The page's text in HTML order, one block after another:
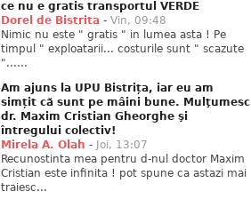
ce nu e gratis transportul VERDE
Dorel de Bistrita - Vin, 09:48
Nimic nu este " gratis " in lumea asta ! Pe
timpul " exploatarii... costurile sunt " scazute
"......
Am ajuns la UPU Bistrița, iar eu am
simțit că sunt pe mâini bune. Mulţumesc
dr. Maxim Cristian Gheorghe şi
întregului colectiv!
Mirela A. Olah - Joi, 13:07
Recunostinta mea pentru d-nul doctor Maxim
Cristian este infinita ! pot spune ca astazi mai
traiesc...